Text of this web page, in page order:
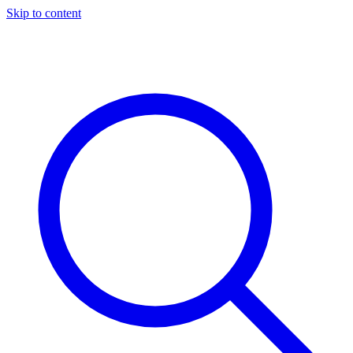
Skip to content